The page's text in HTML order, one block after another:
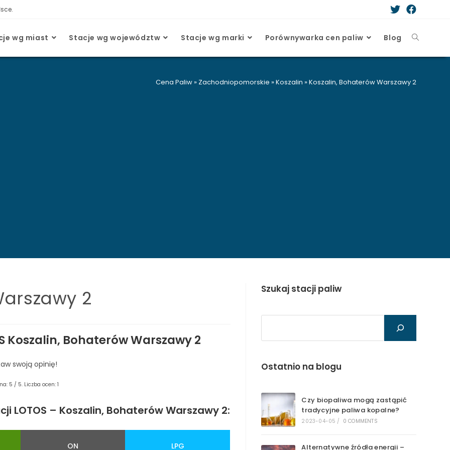
wg miast Stacje wg województw Stacje wg marki Porównywarka cen paliw Blog
Cena Paliw» Zachodniopomorskie »Koszalin »Koszalin, Bohaterów Warszawy 2
2
Koszalin, Bohaterów Warszawy 2
swoją opinię!
5 / 5. Liczba ocen:1
LOTOS – Koszalin, Bohaterów Warszawy 2:
ON LPG
Szukaj stacji paliw
Ostatnio na blogu
Czy biopaliwa mogą zastąpić
tradycyjne paliwa kopalne?
2023-04-05 / 0 COMMENTS
Alternatywne źródła energii –